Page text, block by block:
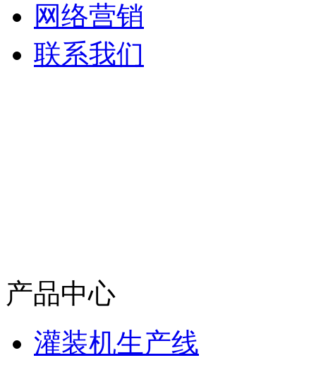
网络营销
联系我们
产品中心
灌装机生产线